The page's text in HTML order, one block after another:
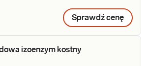
Sprawdź cenę
izoenzym kostny